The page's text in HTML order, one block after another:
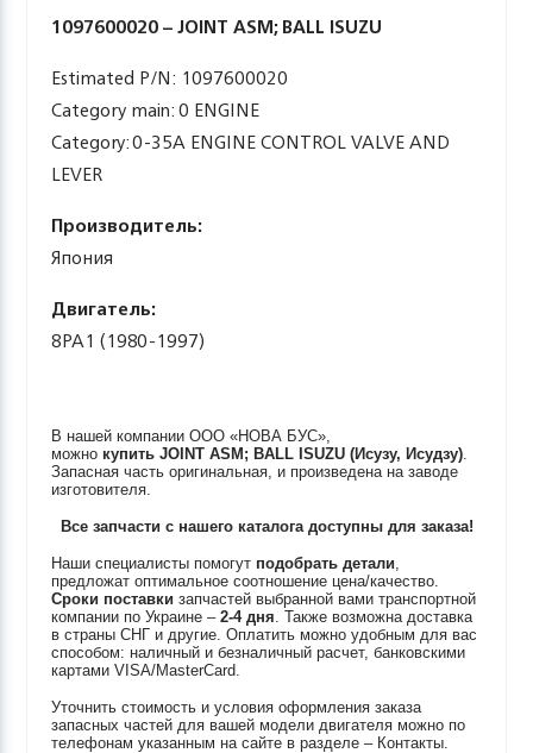
1097600020 – JOINT ASM; BALL ISUZU
Estimated P/N: 1097600020
Category main: 0 ENGINE
Category: 0-35A ENGINE CONTROL VALVE AND
LEVER
Производитель:
Япония
Двигатель:
8PA1 (1980-1997)
В нашей компании ООО «НОВА БУС»,
можно купитьJOINT ASM; BALL ISUZU (Исузу, Исудзу).
Запасная часть оригинальная, и произведена на заводе
изготовителя.
Все запчасти с нашего каталога доступны для заказа!
Наши специалисты помогут подобрать детали,
предложат оптимальное соотношение цена/качество.
Сроки поставки запчастей выбранной вами транспортной
компании по Украине –2-4 дня. Также возможна доставка
в страны СНГ и другие. Оплатить можно удобным для вас
способом: наличный и безналичный расчет, банковскими
картами VISA/MasterCard.
Уточнить стоимость и условия оформления заказа
запасных частей для вашей модели двигателя можно по
телефонам указанным на сайте в разделе – Контакты.